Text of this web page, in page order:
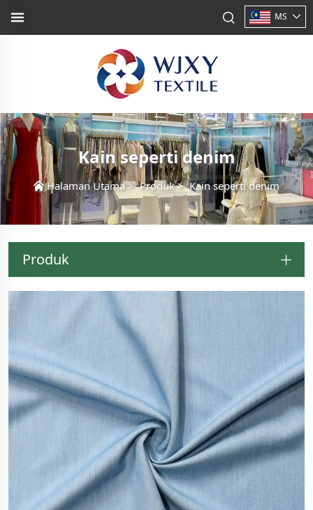
MS
Kain seperti denim
Halaman Utama>Produk>Kain seperti denim
Produk